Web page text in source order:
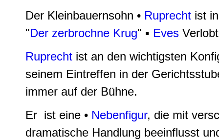
Der Kleinbauernsohn • Ruprecht ist
"Der zerbrochne Krug" ▪ Eves
Ruprecht ist an den wichtigsten
seinem Eintreffen in der
immer auf der Bühne.
Er ist eine • Nebenfigur, die mit
dramatische Handlung beeinflusst